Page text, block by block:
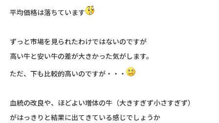
平均価格は落ちています
ずっと市場を見られたわけではないのですが
高い牛と安い牛の差が大きかった気がします。
ただ、下も比較的高いのですが・・・
血統の改良や、ほどよい増体の牛（大きすぎず小さすぎず）
がはっきりと結果に出てきている感じでしょうか